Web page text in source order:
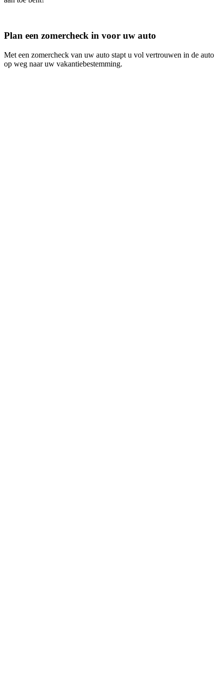
Plan een zomercheck in voor uw auto
Met een zomercheck van uw auto stapt u vol vertrouwen in de auto
op weg naar uw vakantiebestemming.